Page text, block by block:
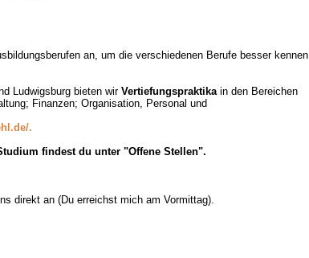
an, um die verschiedenen Berufe besser kennen
Ludwigsburg bieten wirVertiefungspraktikain den Bereichen
Finanzen; Organisation, Personal und
.
findest du unter "Offene Stellen".
direkt an (Du erreichst mich am Vormittag).